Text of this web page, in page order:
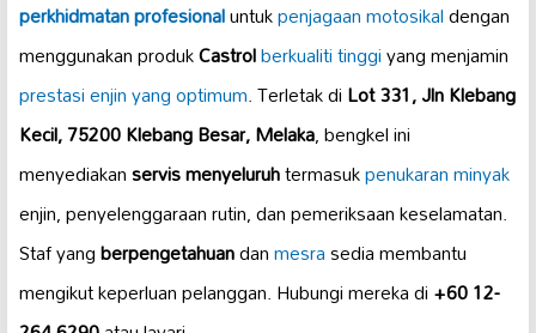
perkhidmatan profesionaluntukpenjagaan motosikaldengan
menggunakan produkCastrolberkualiti tinggiyang menjamin
prestasi enjin yang optimum. Terletak diLot 331, Jln Klebang
Kecil, 75200 Klebang Besar, Melaka, bengkel ini
menyediakanservis menyeluruhtermasukpenukaran minyak
enjin, penyelenggaraan rutin, dan pemeriksaan keselamatan.
Staf yangberpengetahuandanmesrasedia membantu
mengikut keperluan pelanggan. Hubungi mereka di+60 12-